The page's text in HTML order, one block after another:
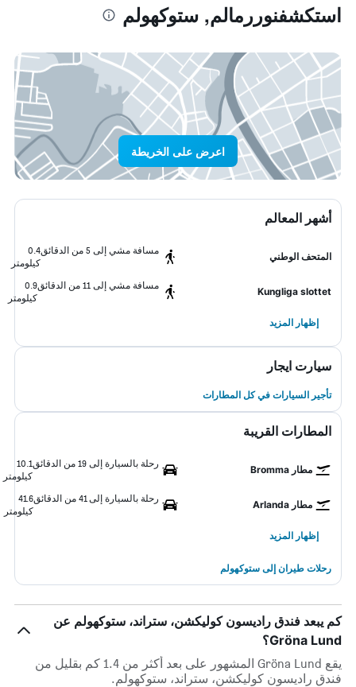
استكشفنوررمالم, ستوكهولم
اعرض على الخريطة
أشهر المعالم
المتحف الوطني
مسافة مشي إلى 5 من الدقائق
0.4
كيلومتر
Kungliga slottet
مسافة مشي إلى 11 من الدقائق
0.9
كيلومتر
إظهار المزيد
سيارت ايجار
تأجير السيارات في كل المطارات
المطارات القريبة
مطار Bromma
رحلة بالسيارة إلى 19 من الدقائق
10.1
كيلومتر
مطار Arlanda
رحلة بالسيارة إلى 41 من الدقائق
41.6
كيلومتر
إظهار المزيد
رحلات طيران إلى ستوكهولم
كم يبعد فندق راديسون كوليكشن، ستراند، ستوكهولم عن
Gröna Lund؟
يقع Gröna Lund المشهور على بعد أكثر من 1.4 كم بقليل من
فندق راديسون كوليكشن، ستراند، ستوكهولم.